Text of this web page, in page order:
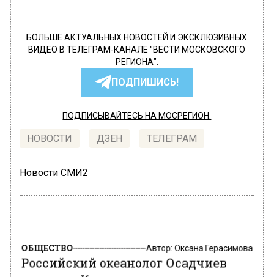
БОЛЬШЕ АКТУАЛЬНЫХ НОВОСТЕЙ И ЭКСКЛЮЗИВНЫХ
ВИДЕО В ТЕЛЕГРАМ-КАНАЛЕ "ВЕСТИ МОСКОВСКОГО
РЕГИОНА".
ПОДПИШИСЬ!
ПОДПИСЫВАЙТЕСЬ НА МОСРЕГИОН:
НОВОСТИ ДЗЕН ТЕЛЕГРАМ
Новости СМИ2
Российский океанолог Осадчиев
явился в Кремль в экзотическом